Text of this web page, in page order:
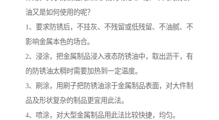
油又是如何使用的呢？
1、要求防锈后，不挂灰、不残留或低残留、不油腻、不
影响金属本色的场合。
2、浸涂，把金属制品浸入液态防锈油中，取出沥干，有
的防锈油太稠时需要加热到一定温度。
3、刷涂，用刷子把防锈油涂于金属制品表面，对大件制
品及形状复杂的制品更宜用此法。
4、喷涂，对大型金属制品用此法比较快捷，均匀。